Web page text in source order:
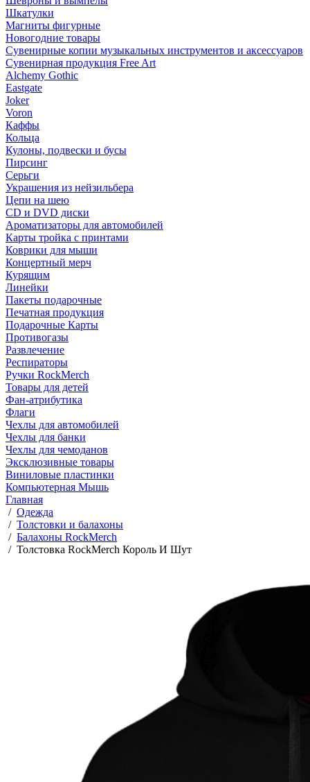
Шкатулки
Магниты фигурные
Новогодние товары
Сувенирные копии музыкальных инструментов и аксессуаров
Сувенирная продукция Free Art
Alchemy Gothic
Eastgate
Joker
Voron
Каффы
Кольца
Кулоны, подвески и бусы
Пирсинг
Серьги
Украшения из нейзильбера
Цепи на шею
CD и DVD диски
Ароматизаторы для автомобилей
Карты тройка с принтами
Коврики для мыши
Концертный мерч
Курящим
Линейки
Пакеты подарочные
Печатная продукция
Подарочные Карты
Противогазы
Развлечение
Респираторы
Ручки RockMerch
Товары для детей
Фан-атрибутика
Флаги
Чехлы для автомобилей
Чехлы для банки
Чехлы для чемоданов
Эксклюзивные товары
Виниловые пластинки
Компьютерная Мышь
Главная
/ Одежда
/ Толстовки и балахоны
/ Балахоны RockMerch
/ Толстовка RockMerch Король И Шут